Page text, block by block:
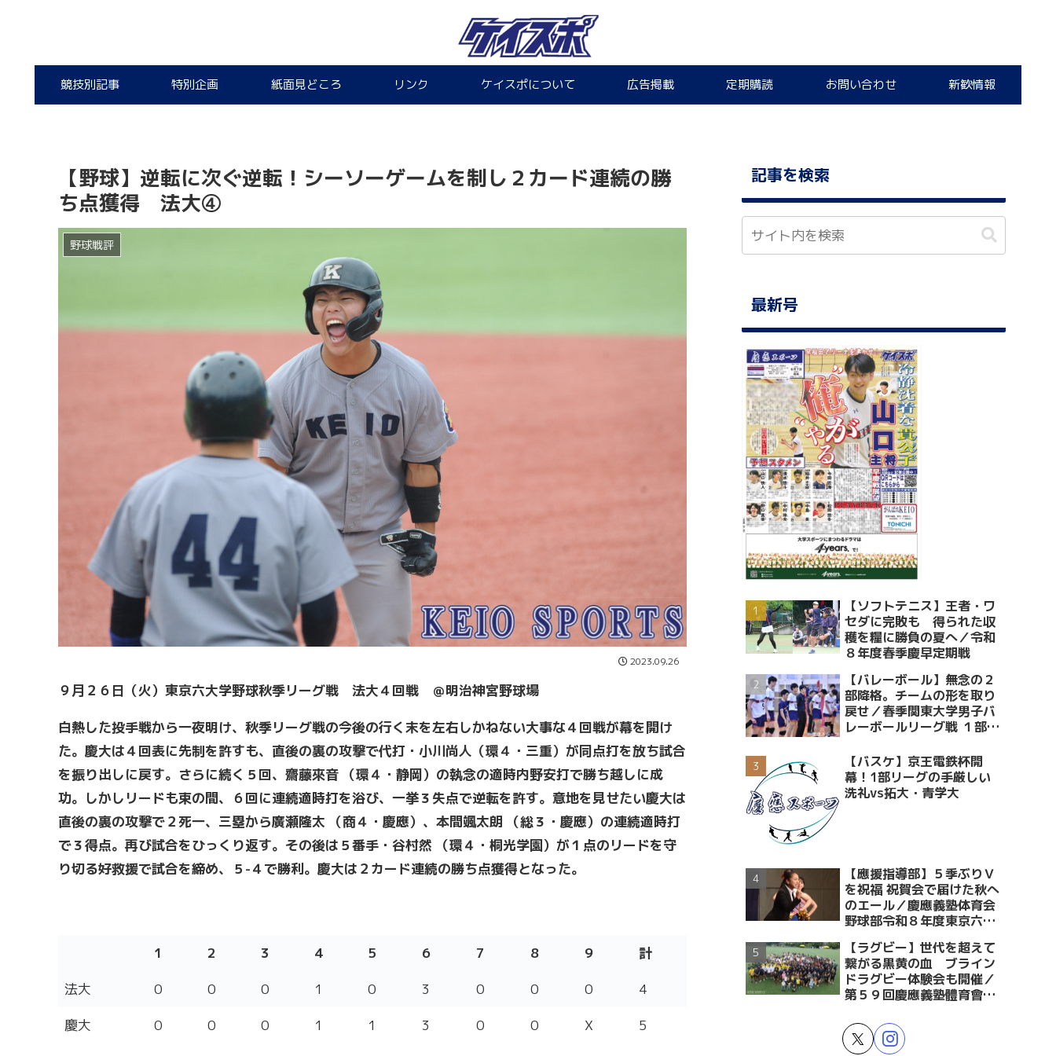
競技別記事 特別企画 紙面見どころ リンク ケイスポについて 広告掲載 定期購読 お問い合わせ 新歓情報
【野球】逆転に次ぐ逆転！シーソーゲームを制し２カード連続の勝
ち点獲得 法大④
野球戦評
2023.09.26
９月２６日（火）東京六大学野球秋季リーグ戦 法大４回戦 ＠明治神宮野球場
白熱した投手戦から一夜明け、秋季リーグ戦の今後の行く末を左右しかねない大事な４回戦が幕を開け
た。慶大は４回表に先制を許すも、直後の裏の攻撃で代打・小川尚人（環４・三重）が同点打を放ち試合
を振り出しに戻す。さらに続く５回、齋藤來音 （環４・静岡）の執念の適時内野安打で勝ち越しに成
功。しかしリードも束の間、６回に連続適時打を浴び、一挙３失点で逆転を許す。意地を見せたい慶大は
直後の裏の攻撃で２死一、三塁から廣瀬隆太 （商４・慶應）、本間颯太朗 （総３・慶應）の連続適時打
で３得点。再び試合をひっくり返す。その後は５番手・谷村然 （環４・桐光学園）が１点のリードを守
り切る好救援で試合を締め、５-４で勝利。慶大は２カード連続の勝ち点獲得となった。
1 2 3 4 5 6 7 8 9
計
1
2 3 4 5 6 7 8 9 計
法大 0 0 0 1 0 3 0 0 0
4
慶大
0 0 0 1 1 3 0 0 X 5
記事を検索
最新号
【ソフトテニス】王者・ワ
セダに完敗も 得られた収
穫を糧に勝負の夏へ／令和
８年度春季慶早定期戦
【バレーボール】無念の２
部降格。チームの形を取り
戻せ／春季関東大学男子バ
レーボールリーグ戦 １部・
【バスケ】京王電鉄杯開
幕！1部リーグの手厳しい
洗礼vs拓大・青学大
【應援指導部】５季ぶりＶ
を祝福 祝賀会で届けた秋へ
のエール／慶應義塾体育会
野球部令和８年度東京六大
賀会～後編～
【ラグビー】世代を超えて
繋がる黒黄の血 ブライン
ドラグビー体験会も開催／
第５９回慶應義塾體育會蹴